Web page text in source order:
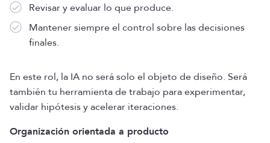
Revisar y evaluar lo que produce.
Mantener siempre el control sobre las decisiones
finales.
En este rol, la IA no será solo el objeto de diseño. Será
también tu herramienta de trabajo para experimentar,
validar hipótesis y acelerar iteraciones.
Organización orientada a producto